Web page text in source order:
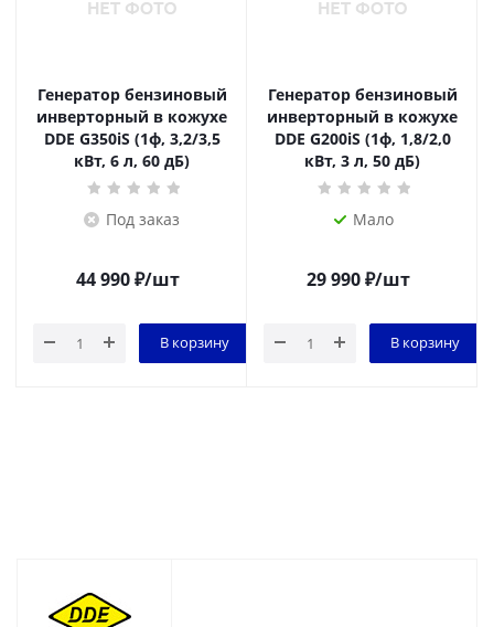
Генератор бензиновый
инверторный в кожухе
DDE G350iS (1ф, 3,2/3,5
кВт, 6 л, 60 дБ)
Под заказ
44 990₽/шт
В корзину
Генератор бензиновый
инверторный в кожухе
DDE G200iS (1ф, 1,8/2,0
кВт, 3 л, 50 дБ)
Мало
29 990₽/шт
В корзину